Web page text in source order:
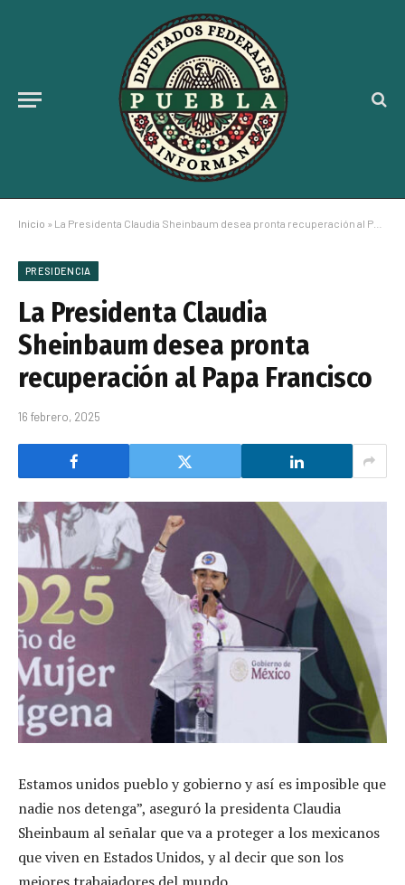
Inicio » La Presidenta Claudia Sheinbaum desea pronta recuperación al Papa Francisco
PRESIDENCIA
La Presidenta Claudia
Sheinbaum desea pronta
recuperación al Papa Francisco
16 febrero, 2025
Estamos unidos pueblo y gobierno y así es imposible que
nadie nos detenga”, aseguró la presidenta Claudia
Sheinbaum al señalar que va a proteger a los mexicanos
que viven en Estados Unidos, y al decir que son los